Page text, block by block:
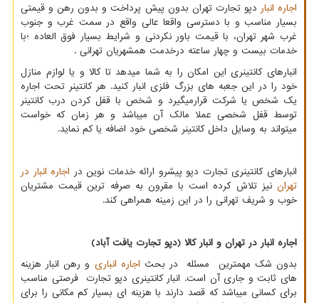
اجاره انبار دپو تجارت تهران بدون پیش پرداخت و بدون رهن و قیمتی
بسیار مناسب و با دسترسی واقعا عالی واقع در سمت غرب و جنوب
غرب شهر تهران، با قیمت باور نکردنی و شرایط بسیار فوق العاده ؛با
خدمات بیست و چهار ساعته درخدمت همشهریان تهرانی .
انبارهای کانتینری این امکان را به شما میدهد تا کالا و یا لوازم منازل
خود را در این جعبه های بزرگ فلزی انبار کنید. هر کانتینر تحت اجاره
یک شخص یا شرکت قرارمیگیرد و شخص با قفل کردن درب کانتینر
توسط قفل شخصی عملا مالک آن میباشد و هر زمان که خواست
میتواند به وسایل داخل کانتینر شخصی خود اضافه یا کم نماید.
انبارهای کانتینری تجارت دپو پیشرو ارائه خدمات نوین در اجاره انبار در
تهران نیز تلاش كرده است با مقرون به صرفه ترین قیمت مشتریان
خوب و شریف تهرانی را در این زمینه همراهی كند.
اجاره انبار در تهران و انبار کالا (دپو تجارت یافت آباد)
بدون شک مهمترین مسئله در بحث اجاره انباری و رهن انبار هزینه
های ثابت و جاری آن است. انبار کانتینری دپو تجارت فرصتی مناسب
برای کسانی میباشد که قصد دارند با هزینه ای بسیار کم مکانی را برای